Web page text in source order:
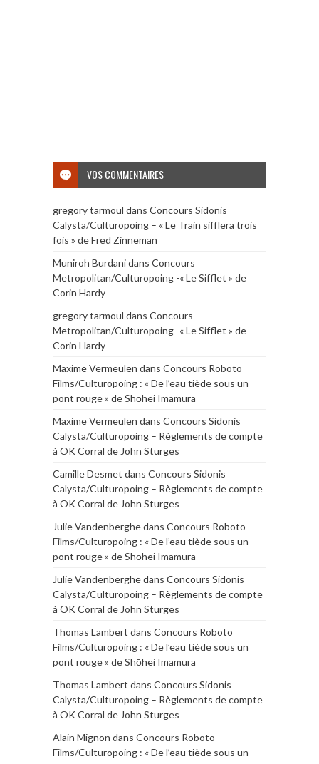
VOS COMMENTAIRES
gregory tarmoul dans Concours Sidonis
Calysta/Culturopoing – « Le Train sifflera trois
fois » de Fred Zinneman
Muniroh Burdanidans Concours
Metropolitan/Culturopoing -« Le Sifflet » de
Corin Hardy
gregory tarmoul dans Concours
Metropolitan/Culturopoing -« Le Sifflet » de
Corin Hardy
Maxime Vermeulen dans Concours Roboto
Films/Culturopoing : « De l’eau tiède sous un
pont rouge » de Shōhei Imamura
Maxime Vermeulen dans Concours Sidonis
Calysta/Culturopoing – Règlements de compte
à OK Corral de John Sturges
Camille Desmet dans Concours Sidonis
Calysta/Culturopoing – Règlements de compte
à OK Corral de John Sturges
Julie Vandenberghedans Concours Roboto
Films/Culturopoing : « De l’eau tiède sous un
pont rouge » de Shōhei Imamura
Julie Vandenberghedans Concours Sidonis
Calysta/Culturopoing – Règlements de compte
à OK Corral de John Sturges
Thomas Lambert dans Concours Roboto
Films/Culturopoing : « De l’eau tiède sous un
pont rouge » de Shōhei Imamura
Thomas Lambert dans Concours Sidonis
Calysta/Culturopoing – Règlements de compte
à OK Corral de John Sturges
Alain Mignon dans Concours Roboto
Films/Culturopoing : « De l’eau tiède sous un